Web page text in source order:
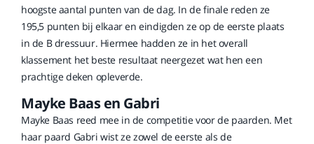
hoogste aantal punten van de dag. In de finale reden ze
195,5 punten bij elkaar en eindigden ze op de eerste plaats
in de B dressuur. Hiermee hadden ze in het overall
klassement het beste resultaat neergezet wat hen een
prachtige deken opleverde.
Mayke Baas en Gabri
Mayke Baas reed mee in de competitie voor de paarden. Met
haar paard Gabri wist ze zowel de eerste als de